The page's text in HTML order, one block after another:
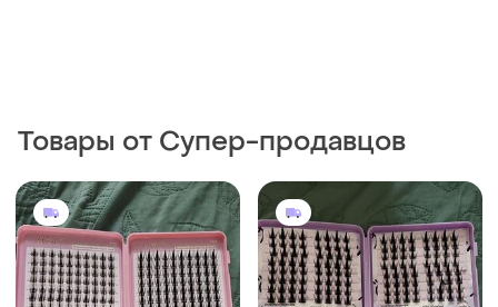
Товары от Супер-продавцов